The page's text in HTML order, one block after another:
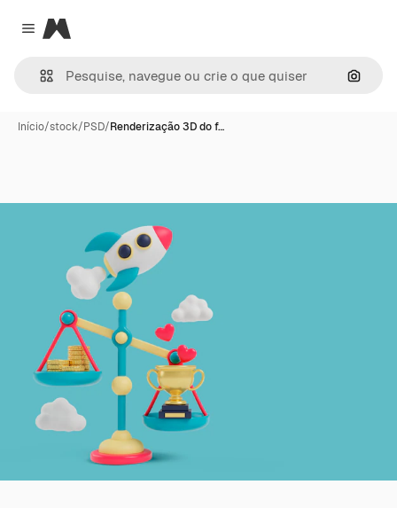
Close menu
Magnific
Início/stock/PSD/Renderização 3D do f…